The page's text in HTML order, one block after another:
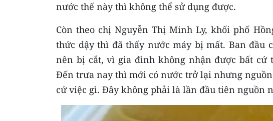
nước thế này thì không thể sử dụng được.
Còn theo chị Nguyễn Thị Minh Ly, khối phố
thức dậy thì đã thấy nước máy bị mất. Ban đầu
nên bị cắt, vì gia đình không nhận được bất cứ
Đến trưa nay thì mới có nước trở lại nhưng
cứ việc gì. Đây không phải là lần đầu tiên nguồn